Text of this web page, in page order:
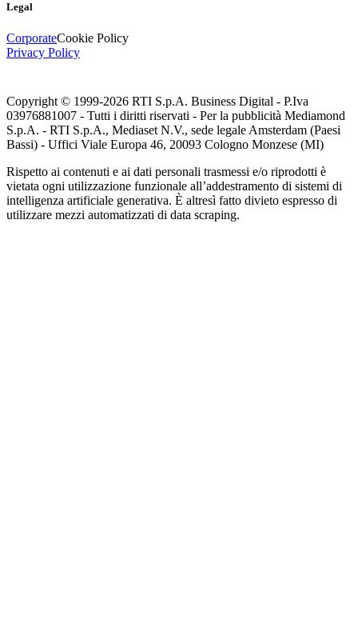
Legal
CorporateCookie Policy
Privacy Policy
Copyright © 1999-2026 RTI S.p.A. Business Digital - P.Iva
03976881007 - Tutti i diritti riservati - Per la pubblicità Mediamond
S.p.A. - RTI S.p.A., Mediaset N.V., sede legale Amsterdam (Paesi
Bassi) - Uffici Viale Europa 46, 20093 Cologno Monzese (MI)
Rispetto ai contenuti e ai dati personali trasmessi e/o riprodotti è
vietata ogni utilizzazione funzionale all’addestramento di sistemi di
intelligenza artificiale generativa. È altresì fatto divieto espresso di
utilizzare mezzi automatizzati di data scraping.